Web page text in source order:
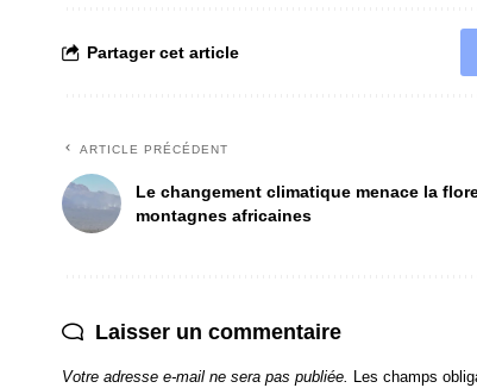
Partager cet article
ARTICLE PRÉCÉDENT
Le changement climatique menace la
montagnes africaines
Laisser un commentaire
Votre adresse e-mail ne sera pas publiée. Les champs